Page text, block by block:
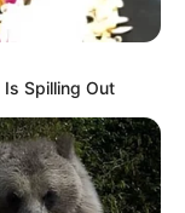
Spilling Out